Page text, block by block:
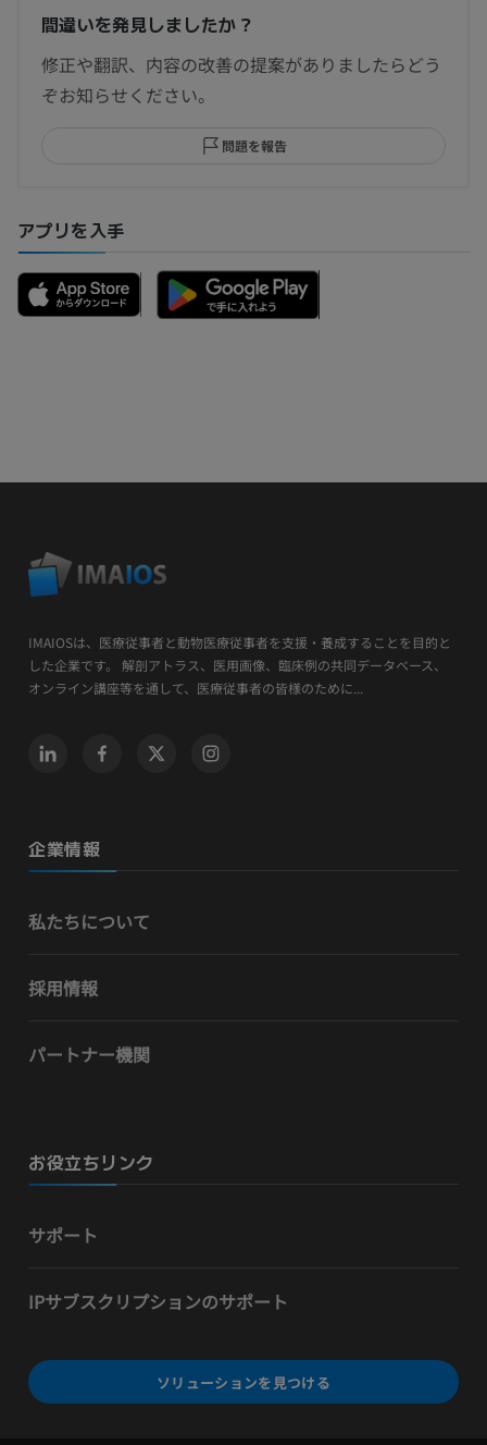
間違いを発見しましたか？
修正や翻訳、内容の改善の提案がありましたらどう
ぞお知らせください。
問題を報告
アプリを入手
IMAIOSは、医療従事者と動物医療従事者を支援・養成することを目的と
した企業です。 解剖アトラス、医用画像、臨床例の共同データベース、
オンライン講座等を通して、医療従事者の皆様のために...
企業情報
私たちについて
採用情報
パートナー機関
お役立ちリンク
サポート
IPサブスクリプションのサポート
ソリューションを見つける